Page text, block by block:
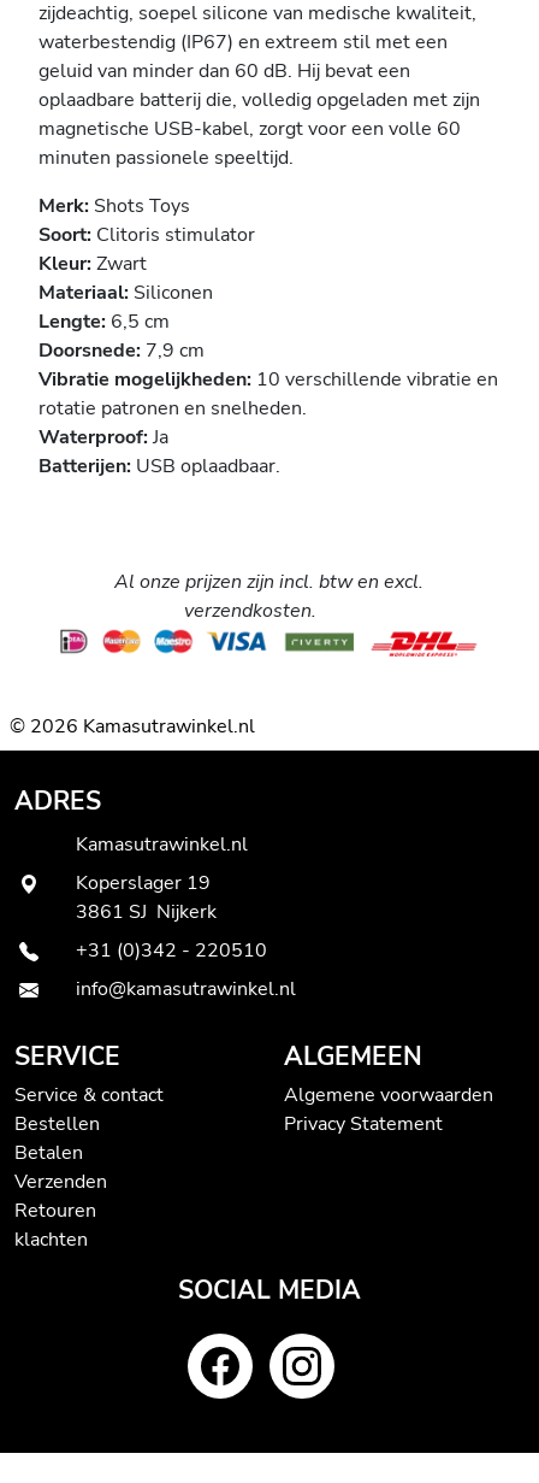
zijdeachtig, soepel silicone van medische kwaliteit,
waterbestendig (IP67) en extreem stil met een
geluid van minder dan 60 dB. Hij bevat een
oplaadbare batterij die, volledig opgeladen met zijn
magnetische USB-kabel, zorgt voor een volle 60
minuten passionele speeltijd.
Merk: Shots Toys
Soort: Clitoris stimulator
Kleur:Zwart
Materiaal: Siliconen
Lengte: 6,5 cm
Doorsnede: 7,9 cm
Vibratie mogelijkheden: 10 verschillende vibratie en
rotatie patronen en snelheden.
Waterproof:Ja
Batterijen: USB oplaadbaar.
Al onze prijzen zijn incl. btw en excl.
verzendkosten.
© 2026 Kamasutrawinkel.nl
ADRES
Kamasutrawinkel.nl
Koperslager 19
3861 SJ Nijkerk
+31 (0)342 - 220510
info@kamasutrawinkel.nl
SERVICE
Service & contact
Bestellen
Betalen
Verzenden
Retouren
klachten
ALGEMEEN
Algemene voorwaarden
Privacy Statement
SOCIAL MEDIA